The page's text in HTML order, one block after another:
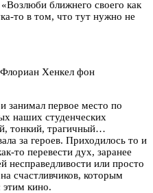
ближнего своего как
то в том, что тут нужно не
Хенкел фон
занимал первое место по
наших студенческих
тонкий, трагичный…
за героев. Приходилось то и
то перевести дух, заранее
несправедливости или просто
счастливчиков, которым
этим кино.